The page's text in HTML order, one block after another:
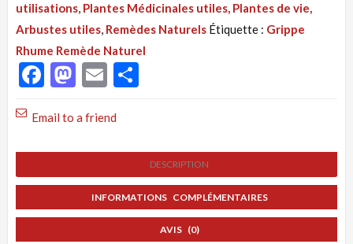
:
Grippe
Rhume
Toux
Remède
utilisations, Plantes Médicinales utiles, Plantes de vie,
Arbustes utiles, Remèdes Naturels Étiquette : Grippe
Rhume Remède Naturel
Facebook
Mastodon
Email
Email to a friend
DESCRIPTION
INFORMATIONS COMPLÉMENTAIRES
AVIS (0)